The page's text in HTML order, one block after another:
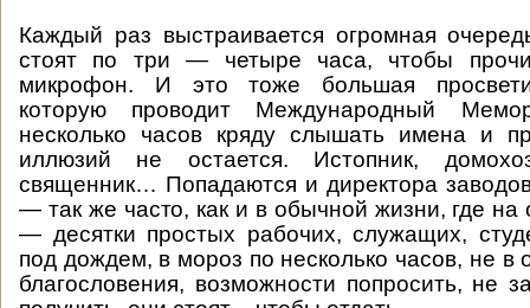
Каждый раз выстраивается огромная
стоят по три — четыре часа, чтобы
микрофон. И это тоже большая
которую проводит Международный
несколько часов кряду слышать имена и
иллюзий не остается. Истопник,
священник… Попадаются и директора
— так же часто, как и в обычной жизни, где на
— десятки простых рабочих, служащих,
под дождем, в мороз по несколько часов, не в
благословения, возможности попросить, не